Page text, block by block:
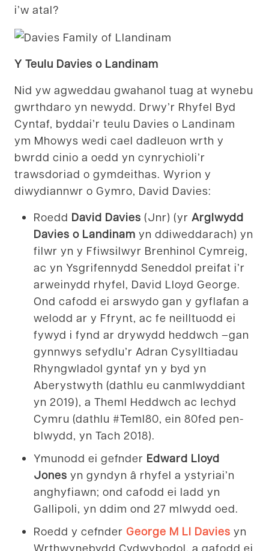
i’w atal?
Y Teulu Davies o Landinam
Nid yw agweddau gwahanol tuag at wynebu
gwrthdaro yn newydd. Drwy’r Rhyfel Byd
Cyntaf, byddai’r teulu Davies o Landinam
ym Mhowys wedi cael dadleuon wrth y
bwrdd cinio a oedd yn cynrychioli’r
trawsdoriad o gymdeithas. Wyrion y
diwydiannwr o Gymro, David Davies:
Roedd David Davies (Jnr) (yr Arglwydd
Davies o Landinam yn ddiweddarach) yn
filwr yn y Ffiwsilwyr Brenhinol Cymreig,
ac yn Ysgrifennydd Seneddol preifat i’r
arweinydd rhyfel, David Lloyd George.
Ond cafodd ei arswydo gan y gyflafan a
welodd ar y Ffrynt, ac fe neilltuodd ei
fywyd i fynd ar drywydd heddwch –gan
gynnwys sefydlu’r Adran Cysylltiadau
Rhyngwladol gyntaf yn y byd yn
Aberystwyth (dathlu eu canmlwyddiant
yn 2019), a Theml Heddwch ac Iechyd
Cymru (dathlu #Teml80, ein 80fed pen-
blwydd, yn Tach 2018).
Ymunodd ei gefnder Edward Lloyd
Jones yn gyndyn â rhyfel a ystyriai’n
anghyfiawn; ond cafodd ei ladd yn
Gallipoli, yn ddim ond 27 mlwydd oed.
Roedd y cefnder George M Ll Davies yn
Wrthwynebydd Cydwybodol, a gafodd ei